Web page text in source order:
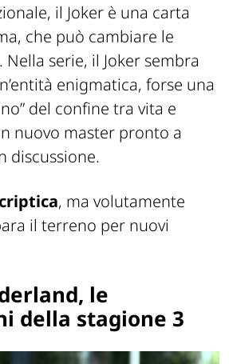
il Joker è una carta
che può cambiare le
serie, il Joker sembra
enigmatica, forse una
del confine tra vita e
nuovo master pronto a
discussione.
, ma volutamente
il terreno per nuovi
le
della stagione 3